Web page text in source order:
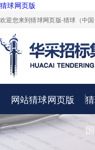
猜球网页版
欢迎您来到猜球网页版-猜球（中
网站猜球网页版